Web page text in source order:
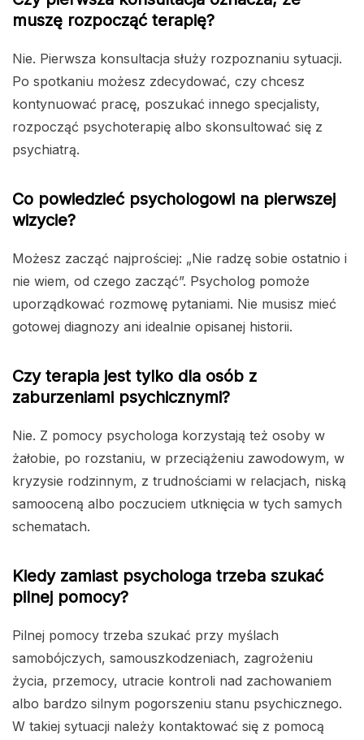
muszę rozpocząć terapię?
Nie. Pierwsza konsultacja służy rozpoznaniu sytuacji.
Po spotkaniu możesz zdecydować, czy chcesz
kontynuować pracę, poszukać innego specjalisty,
rozpocząć psychoterapię albo skonsultować się z
psychiatrą.
Co powiedzieć psychologowi na pierwszej
wizycie?
Możesz zacząć najprościej: „Nie radzę sobie ostatnio i
nie wiem, od czego zacząć”. Psycholog pomoże
uporządkować rozmowę pytaniami. Nie musisz mieć
gotowej diagnozy ani idealnie opisanej historii.
Czy terapia jest tylko dla osób z
zaburzeniami psychicznymi?
Nie. Z pomocy psychologa korzystają też osoby w
żałobie, po rozstaniu, w przeciążeniu zawodowym, w
kryzysie rodzinnym, z trudnościami w relacjach, niską
samooceną albo poczuciem utknięcia w tych samych
schematach.
Kiedy zamiast psychologa trzeba szukać
pilnej pomocy?
Pilnej pomocy trzeba szukać przy myślach
samobójczych, samouszkodzeniach, zagrożeniu
życia, przemocy, utracie kontroli nad zachowaniem
albo bardzo silnym pogorszeniu stanu psychicznego.
W takiej sytuacji należy kontaktować się z pomocą